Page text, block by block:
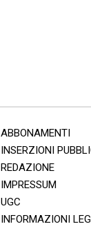
ABBONAMENTI
INSERZIONI
REDAZIONE
IMPRESSUM
UGC
INFORMAZIONI